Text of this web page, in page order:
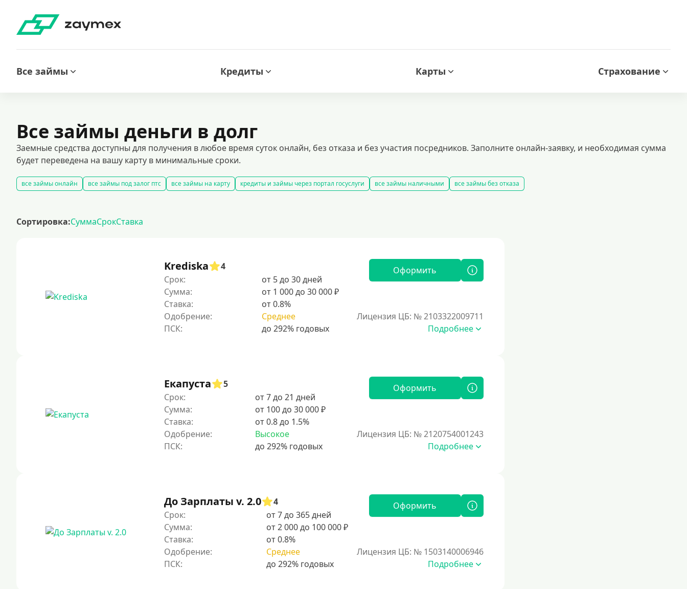
Все займы Кредиты Карты Страхование
Все займы деньги в долг
Заемные средства доступны для получения в любое время суток онлайн, без отказа и без участия посредников. Заполните онлайн-заявку, и необходимая сумма
будет переведена на вашу карту в минимальные сроки.
все займы онлайн все займы под залог птс все займы на карту кредиты и займы через портал госуслуги все займы наличными
все займы без отказа
рефинансирование займов
калькулятор займов
Сортировка:СуммаСрокСтавка
Krediska
4
Срок:
от 5 до 30 дней
Сумма:
от 1 000 до 30 000 ₽
Ставка:
от 0.8%
Одобрение:
Среднее
Оформить
Лицензия ЦБ: № 2103322009711
Подробнее
Екапуста
5
Срок:
от 7 до 21 дней
Сумма:
от 100 до 30 000 ₽
Ставка:
от 0.8 до 1.5%
Одобрение:
Высокое
Оформить
Лицензия ЦБ: № 2120754001243
Подробнее
До Зарплаты v. 2.0
4
Срок:
от 7 до 365 дней
Сумма:
от 2 000 до 100 000 ₽
Ставка:
от 0.8%
Одобрение:
Среднее
Оформить
Лицензия ЦБ: № 1503140006946
Подробнее